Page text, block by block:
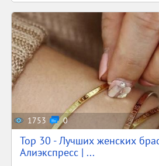
1753 0
Top 30 - Лучших женских
Алиэкспресс | ...